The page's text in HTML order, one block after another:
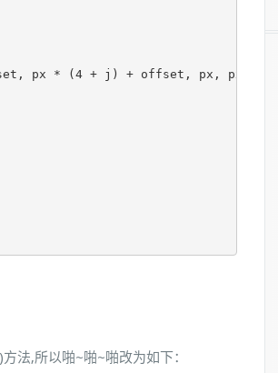
, px * (4 + j ) + offset , px , px
法,所以啪~啪~啪改为如下：